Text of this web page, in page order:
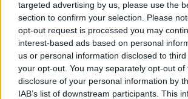
targeted advertising by us, please use the
section to confirm your selection. Please
opt-out request is processed you may
interest-based ads based on personal
us or personal information disclosed to
your opt-out. You may separately opt-out of
disclosure of your personal information by
IAB’s list of downstream participants. This